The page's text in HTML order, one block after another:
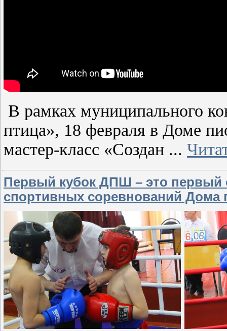
В рамках муниципального
птица», 18 февраля в Доме
мастер-класс «Создан ...
Первый кубок ДПШ – это
спортивных соревнований Дома